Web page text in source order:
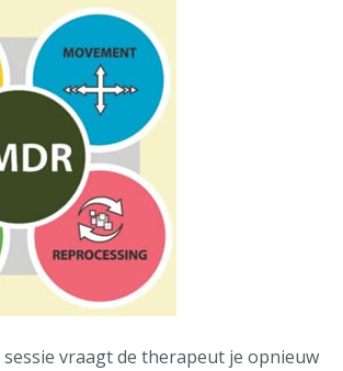
sessie vraagt de therapeut je opnieuw